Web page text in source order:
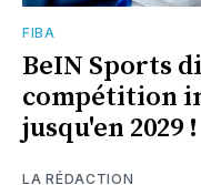
FIBA
BeIN Sports
compétition
jusqu'en 2029 !
LA RÉDACTION